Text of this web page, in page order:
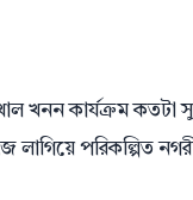
খনন কার্যক্রম কতটা
লাগিয়ে পরিকল্পিত